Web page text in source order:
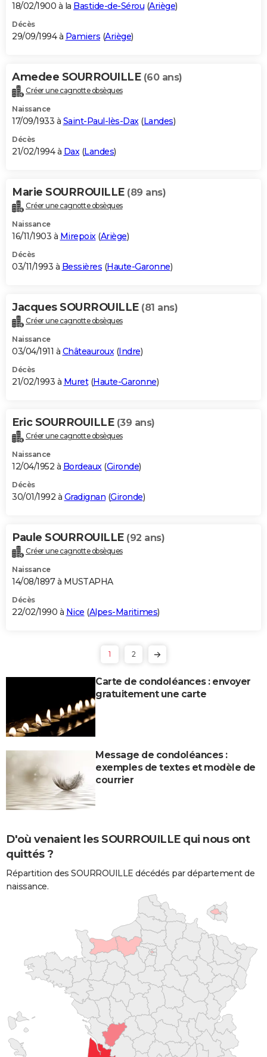
18/02/1900 à la Bastide-de-Sérou (Ariège)
Décès
29/09/1994 à Pamiers (Ariège)
Amedee SOURROUILLE (60 ans)
Créer une cagnotte obsèques
Naissance
17/09/1933 à Saint-Paul-lès-Dax(Landes)
Décès
21/02/1994 à Dax(Landes)
Marie SOURROUILLE (89 ans)
Créer une cagnotte obsèques
Naissance
16/11/1903 à Mirepoix(Ariège)
Décès
03/11/1993 à Bessières (Haute-Garonne)
Jacques SOURROUILLE (81 ans)
Créer une cagnotte obsèques
Naissance
03/04/1911 à Châteauroux(Indre)
Décès
21/02/1993 à Muret(Haute-Garonne)
Eric SOURROUILLE (39 ans)
Créer une cagnotte obsèques
Naissance
12/04/1952 à Bordeaux(Gironde)
Décès
30/01/1992 à Gradignan (Gironde)
Paule SOURROUILLE (92 ans)
Créer une cagnotte obsèques
Naissance
14/08/1897 à MUSTAPHA
Décès
22/02/1990 à Nice (Alpes-Maritimes)
1 2
Carte de condoléances : envoyer
gratuitement une carte
Message de condoléances :
exemples de textes et modèle de
courrier
D'où venaient les SOURROUILLE qui nous ont
quittés ?
Répartition des SOURROUILLE décédés par département de
naissance.